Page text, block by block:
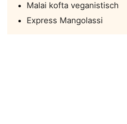
Malai kofta veganistisch
Express Mangolassi